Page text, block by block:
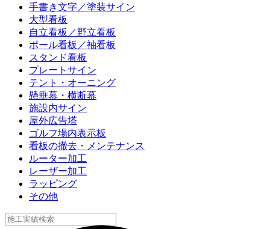
手書き文字／塗装サイン
大型看板
自立看板／野立看板
ポール看板／袖看板
スタンド看板
プレートサイン
テント・オーニング
懸垂幕・横断幕
施設内サイン
屋外広告塔
ゴルフ場内表示板
看板の撤去・メンテナンス
ルーター加工
レーザー加工
ラッピング
その他